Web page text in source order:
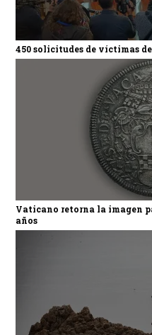
450 solicitudes de víctimas
Vaticano retorna la imagen
años